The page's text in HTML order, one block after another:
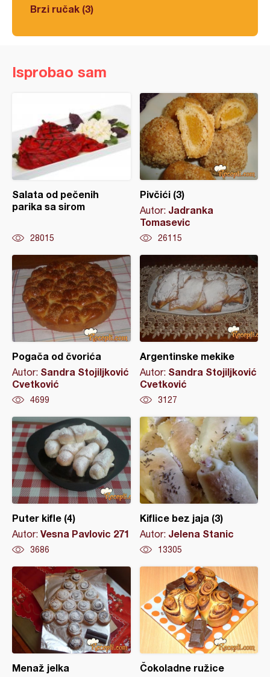
Brzi ručak (3)
Isprobao sam
Salata od pečenih
parika sa sirom
28015
Pivčići (3)
Autor: Jadranka
Tomasevic
26115
Pogača od čvorića
Autor: Sandra Stojiljković
Cvetković
4699
Argentinske mekike
Autor: Sandra Stojiljković
Cvetković
3127
Puter kifle (4)
Autor: Vesna Pavlovic 271
3686
Kiflice bez jaja (3)
Autor: Jelena Stanic
13305
Menaž jelka Čokoladne ružice